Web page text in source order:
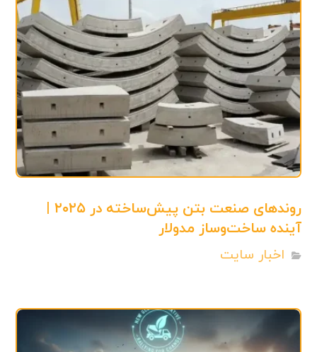
روندهای صنعت بتن پیش‌ساخته در ۲۰۲۵ |
آینده ساخت‌وساز مدولار
اخبار سایت